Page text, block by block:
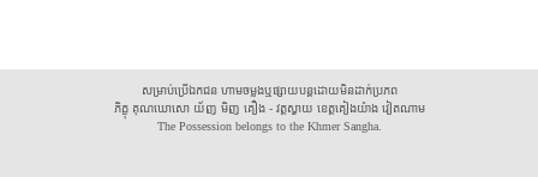
សម្រាប់ប្រើឯកជន ហាមចម្លងឬផ្សាយបន្តដោយមិនដាក់ប្រភព
ភិក្ខុ គុណឃោសោ យ័ញ មិញ គឿង - វត្តស្វាយ ខេត្តគៀងយ៉ាង វៀតណាម
The Possession belongs to the Khmer Sangha.